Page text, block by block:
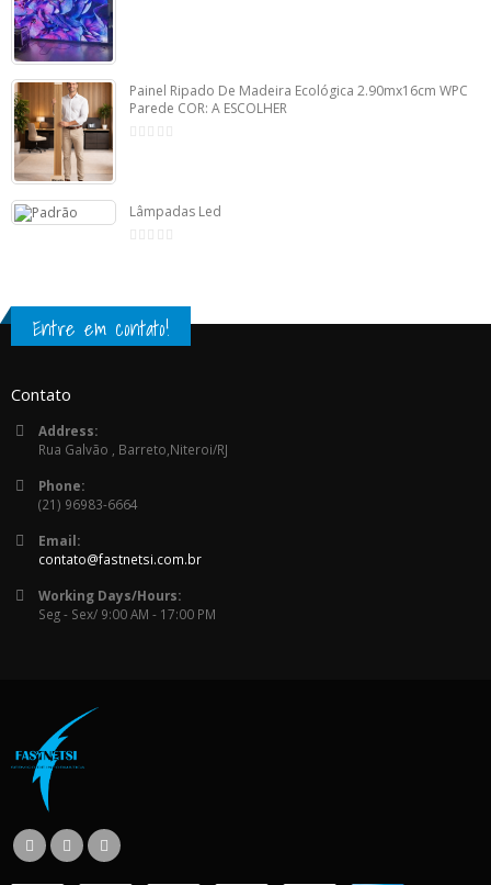
Painel Ripado De Madeira Ecológica 2.90mx16cm WPC
Parede COR: A ESCOLHER
Lâmpadas Led
Entre em contato!
Contato
Address:
Rua Galvão , Barreto,Niteroi/RJ
Phone:
(21) 96983-6664
Email:
contato@fastnetsi.com.br
Working Days/Hours:
Seg - Sex/ 9:00 AM - 17:00 PM